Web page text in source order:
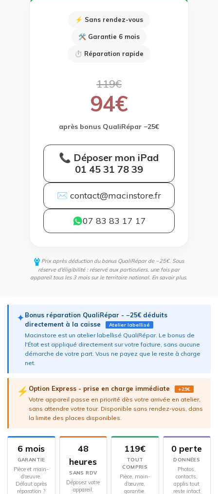
⚡ Sans rendez-vous
🛠 Garantie 6 mois
⏱ Réparation rapide
119€
94€
après bonus QualiRépar −25€
📞 Déposer mon iPad
01 45 31 78 39
✉ contact@macinstore.fr
07 83 83 17 17
Prix après déduction du bonus QualiRépar de −25€. Sous
réserve d'éligibilité : réservé aux particuliers, une fois par
appareil tous les 3 mois sur le territoire national. En savoir plus.
✦Bonus réparation QualiRépar - −25€ déduits
directement à la caisse
Atelier labellisé
Macinstore est un atelier labellisé QualiRépar. Le bonus de
l'État est appliqué directement sur votre facture, sans aucune
démarche de votre part. Vous ne payez que le reste à charge
net.
⚡ Option Express - prise en charge immédiate +29€
Votre appareil passe en priorité dès votre arrivée en atelier,
sans attendre votre tour. Disponible sans rendez-vous, dans
la limite des places disponibles.
6 mois
GARANTIE
Pièce et main-
d'œuvre.
Défaut après
réparation ?
48
heures
SANS RDV
Déposez votre
appareil,
119€
TOUT
COMPRIS
Pièce, main-
d'œuvre,
garantie.
0 perte
DONNÉES
Photos,
contacts,
applis tout
reste intact